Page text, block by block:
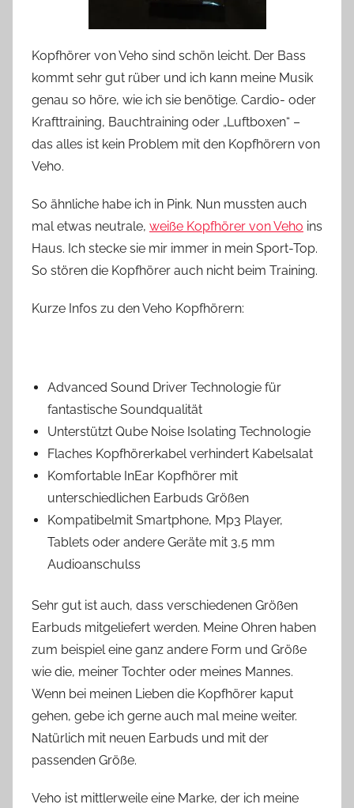
Kopfhörer von Veho sind schön leicht. Der Bass
kommt sehr gut rüber und ich kann meine Musik
genau so höre, wie ich sie benötige. Cardio- oder
Krafttraining, Bauchtraining oder „Luftboxen“ –
das alles ist kein Problem mit den Kopfhörern von
Veho.
So ähnliche habe ich in Pink. Nun mussten auch
mal etwas neutrale, weiße Kopfhörer von Veho ins
Haus. Ich stecke sie mir immer in mein Sport-Top.
So stören die Kopfhörer auch nicht beim Training.
Kurze Infos zu den Veho Kopfhörern:
Advanced Sound Driver Technologie für
fantastische Soundqualität
Unterstützt Qube Noise Isolating Technologie
Flaches Kopfhörerkabel verhindert Kabelsalat
Komfortable InEar Kopfhörer mit
unterschiedlichen Earbuds Größen
Kompatibelmit Smartphone, Mp3 Player,
Tablets oder andere Geräte mit 3,5 mm
Audioanschulss
Sehr gut ist auch, dass verschiedenen Größen
Earbuds mitgeliefert werden. Meine Ohren haben
zum beispiel eine ganz andere Form und Größe
wie die, meiner Tochter oder meines Mannes.
Wenn bei meinen Lieben die Kopfhörer kaput
gehen, gebe ich gerne auch mal meine weiter.
Natürlich mit neuen Earbuds und mit der
passenden Größe.
Veho ist mittlerweile eine Marke, der ich meine